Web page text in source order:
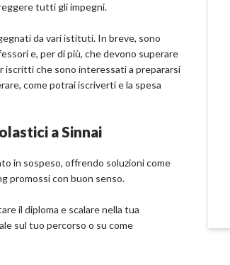
tutti gli impegni.
da vari istituti. In breve, sono
e, per di più, che devono superare
iscritti che sono interessati a prepararsi
come potrai iscriverti e la spesa
a Sinnai
in sospeso, offrendo soluzioni come
promossi con buon senso.
il diploma e scalare nella tua
sul tuo percorso o su come